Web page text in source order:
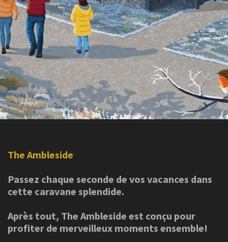
The Ambleside
Passez chaque seconde de vos vacances dans
cette caravane splendide.
Après tout, The Ambleside est conçu pour
profiter de merveilleux moments ensemble!